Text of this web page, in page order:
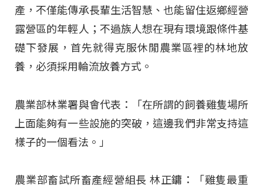
產，不僅能傳承長輩生活智慧、也能留住返鄉經營
露營區的年輕人；不過族人想在現有環境跟條件基
礎下發展，首先就得克服休閒農業區裡的林地放
養，必須採用輪流放養方式。
農業部林業署與會代表：「在所謂的飼養雞隻場所
上面能夠有一些設施的突破，這邊我們非常支持這
樣子的一個看法。」
農業部畜試所畜產經營組長 林正鏞：「雞隻最重